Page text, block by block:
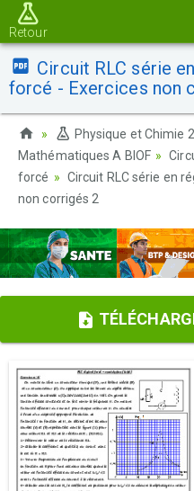
Retour
Circuit RLC série
forcé - Exercices non
Physique et Chimie
Mathématiques A BIOF
forcé
Circuit RLC série en
non corrigés 2